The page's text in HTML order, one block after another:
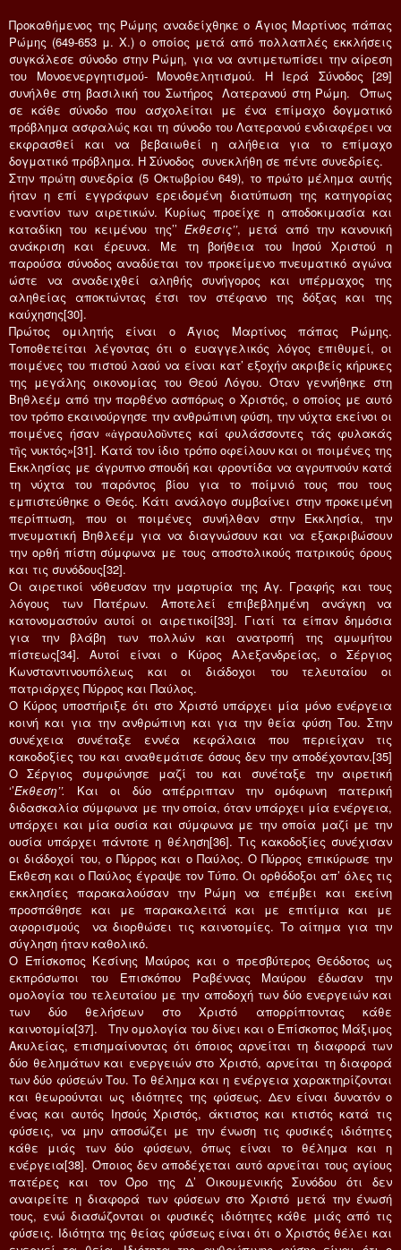
Προκαθήμενος της Ρώμης αναδείχθηκε ο Άγιος Μαρτίνος πάπας
Ρώμης (649-653 μ. Χ.) ο οποίος μετά από πολλαπλές εκκλήσεις
συγκάλεσε σύνοδο στην Ρώμη, για να αντιμετωπίσει την αίρεση
του Μονοενεργητισμού- Μονοθελητισμού. Η Ιερά Σύνοδος [29]
συνήλθε στη βασιλική του Σωτήρος Λατερανού στη Ρώμη. Όπως
σε κάθε σύνοδο που ασχολείται με ένα επίμαχο δογματικό
πρόβλημα ασφαλώς και τη σύνοδο του Λατερανού ενδιαφέρει να
εκφρασθεί και να βεβαιωθεί η αλήθεια για το επίμαχο
δογματικό πρόβλημα. Η Σύνοδος συνεκλήθη σε πέντε συνεδρίες.
Στην πρώτη συνεδρία (5 Οκτωβρίου 649), το πρώτο μέλημα αυτής
ήταν η επί εγγράφων ερειδομένη διατύπωση της κατηγορίας
εναντίον των αιρετικών. Κυρίως προείχε η αποδοκιμασία και
καταδίκη του κειμένου της’’ Έκθεσις’’, μετά από την κανονική
ανάκριση και έρευνα. Με τη βοήθεια του Ιησού Χριστού η
παρούσα σύνοδος αναδύεται τον προκείμενο πνευματικό αγώνα
ώστε να αναδειχθεί αληθής συνήγορος και υπέρμαχος της
αληθείας αποκτώντας έτσι τον στέφανο της δόξας και της
καύχησης[30].
Πρώτος ομιλητής είναι ο Άγιος Μαρτίνος πάπας Ρώμης.
Τοποθετείται λέγοντας ότι ο ευαγγελικός λόγος επιθυμεί, οι
ποιμένες του πιστού λαού να είναι κατ’ εξοχήν ακριβείς κήρυκες
της μεγάλης οικονομίας του Θεού Λόγου. Όταν γεννήθηκε στη
Βηθλεέμ από την παρθένο ασπόρως ο Χριστός, ο οποίος με αυτό
τον τρόπο εκαινούργησε την ανθρώπινη φύση, την νύχτα εκείνοι οι
ποιμένες ήσαν «ἀγραυλοῦντες καί φυλάσσοντες τάς φυλακάς
τῆς νυκτός»[31]. Κατά τον ίδιο τρόπο οφείλουν και οι ποιμένες της
Εκκλησίας με άγρυπνο σπουδή και φροντίδα να αγρυπνούν κατά
τη νύχτα του παρόντος βίου για το ποίμνιό τους που τους
εμπιστεύθηκε ο Θεός. Κάτι ανάλογο συμβαίνει στην προκειμένη
περίπτωση, που οι ποιμένες συνήλθαν στην Εκκλησία, την
πνευματική Βηθλεέμ για να διαγνώσουν και να εξακριβώσουν
την ορθή πίστη σύμφωνα με τους αποστολικούς πατρικούς όρους
και τις συνόδους[32].
Οι αιρετικοί νόθευσαν την μαρτυρία της Αγ. Γραφής και τους
λόγους των Πατέρων. Αποτελεί επιβεβλημένη ανάγκη να
κατονομαστούν αυτοί οι αιρετικοί[33]. Γιατί τα είπαν δημόσια
για την βλάβη των πολλών και ανατροπή της αμωμήτου
πίστεως[34]. Αυτοί είναι ο Κύρος Αλεξανδρείας, ο Σέργιος
Κωνσταντινουπόλεως και οι διάδοχοι του τελευταίου οι
πατριάρχες Πύρρος και Παύλος.
Ο Κύρος υποστήριξε ότι στο Χριστό υπάρχει μία μόνο ενέργεια
κοινή και για την ανθρώπινη και για την θεία φύση Του. Στην
συνέχεια συνέταξε εννέα κεφάλαια που περιείχαν τις
κακοδοξίες του και αναθεμάτισε όσους δεν την αποδέχονταν.[35]
Ο Σέργιος συμφώνησε μαζί του και συνέταξε την αιρετική
‘’Έκθεση’’. Και οι δύο απέρριπταν την ομόφωνη πατερική
διδασκαλία σύμφωνα με την οποία, όταν υπάρχει μία ενέργεια,
υπάρχει και μία ουσία και σύμφωνα με την οποία μαζί με την
ουσία υπάρχει πάντοτε η θέληση[36]. Τις κακοδοξίες συνέχισαν
οι διάδοχοί του, ο Πύρρος και ο Παύλος. Ο Πύρρος επικύρωσε την
Έκθεση και ο Παύλος έγραψε τον Τύπο. Οι ορθόδοξοι απ’ όλες τις
εκκλησίες παρακαλούσαν την Ρώμη να επέμβει και εκείνη
προσπάθησε και με παρακαλειτά και με επιτίμια και με
αφορισμούς να διορθώσει τις καινοτομίες. Το αίτημα για την
σύγληση ήταν καθολικό.
Ο Επίσκοπος Κεσίνης Μαύρος και ο πρεσβύτερος Θεόδοτος ως
εκπρόσωποι του Επισκόπου Ραβέννας Μαύρου έδωσαν την
ομολογία του τελευταίου με την αποδοχή των δύο ενεργειών και
των δύο θελήσεων στο Χριστό απορρίπτοντας κάθε
καινοτομία[37]. Την ομολογία του δίνει και ο Επίσκοπος Μάξιμος
Ακυλείας, επισημαίνοντας ότι όποιος αρνείται τη διαφορά των
δύο θελημάτων και ενεργειών στο Χριστό, αρνείται τη διαφορά
των δύο φύσεών Του. Το θέλημα και η ενέργεια χαρακτηρίζονται
και θεωρούνται ως ιδιότητες της φύσεως. Δεν είναι δυνατόν ο
ένας και αυτός Ιησούς Χριστός, άκτιστος και κτιστός κατά τις
φύσεις, να μην αποσώζει με την ένωση τις φυσικές ιδιότητες
κάθε μιάς των δύο φύσεων, όπως είναι το θέλημα και η
ενέργεια[38]. Όποιος δεν αποδέχεται αυτό αρνείται τους αγίους
πατέρες και τον Όρο της Δ’ Οικουμενικής Συνόδου ότι δεν
αναιρείτε η διαφορά των φύσεων στο Χριστό μετά την ένωσή
τους, ενώ διασώζονται οι φυσικές ιδιότητες κάθε μιάς από τις
φύσεις. Ιδιότητα της θείας φύσεως είναι ότι ο Χριστός θέλει και